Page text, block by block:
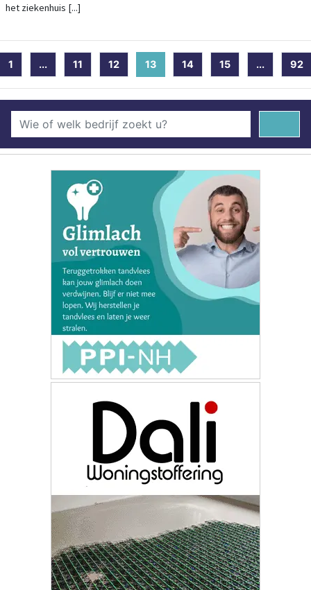
het ziekenhuis [...]
1 ... 11 12 13(current)
14 15 ... 92